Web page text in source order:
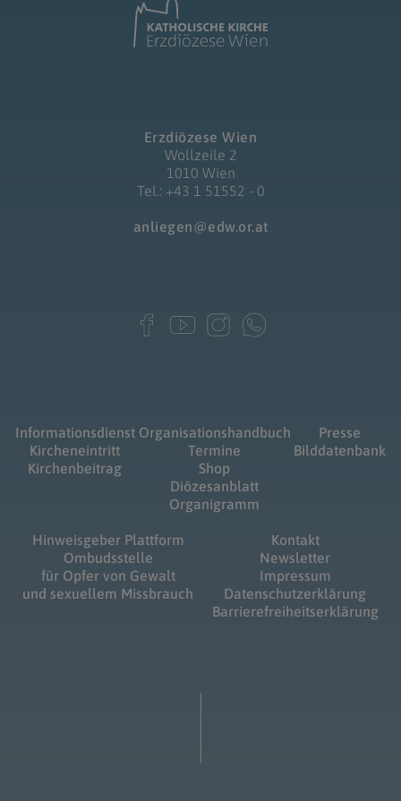
Erzdiözese Wien
Wollzeile 2
1010 Wien
Tel.: +43 1 51552 - 0
anliegen@edw.or.at
Informationsdienst
Kircheneintritt
Kirchenbeitrag
Organisationshandbuch
Termine
Shop
Diözesanblatt
Organigramm
Presse
Bilddatenbank
Hinweisgeber Plattform
Ombudsstelle
für Opfer von Gewalt
und sexuellem Missbrauch
Kontakt
Newsletter
Impressum
Datenschutzerklärung
Barrierefreiheitserklärung